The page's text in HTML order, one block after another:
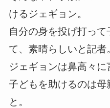
けるジェギョン。
自分の身を投げ打っ
て、素晴らしいと記者
ジェギョンは鼻高々に
子どもを助けるのは
と。